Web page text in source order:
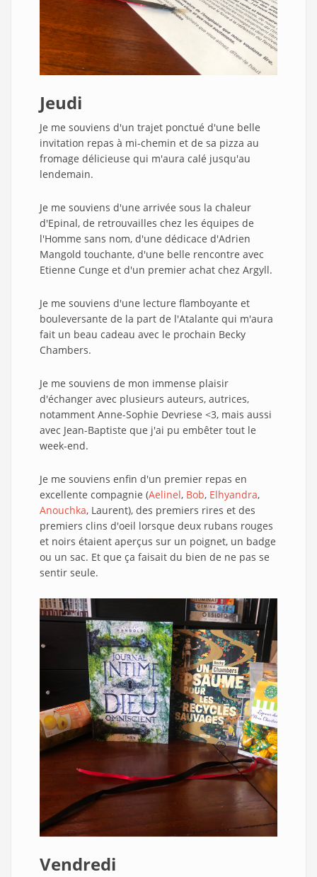
Jeudi
Je me souviens d'un trajet ponctué d'une belle
invitation repas à mi-chemin et de sa pizza au
fromage délicieuse qui m'aura calé jusqu'au
lendemain.
Je me souviens d'une arrivée sous la chaleur
d'Epinal, de retrouvailles chez les équipes de
l'Homme sans nom, d'une dédicace d'Adrien
Mangold touchante, d'une belle rencontre avec
Etienne Cunge et d'un premier achat chez Argyll.
Je me souviens d'une lecture flamboyante et
bouleversante de la part de l'Atalante qui m'aura
fait un beau cadeau avec le prochain Becky
Chambers.
Je me souviens de mon immense plaisir
d'échanger avec plusieurs auteurs, autrices,
notamment Anne-Sophie Devriese <3, mais aussi
avec Jean-Baptiste que j'ai pu embêter tout le
week-end.
Je me souviens enfin d'un premier repas en
excellente compagnie (Aelinel, Bob, Elhyandra,
Anouchka, Laurent), des premiers rires et des
premiers clins d'oeil lorsque deux rubans rouges
et noirs étaient aperçus sur un poignet, un badge
ou un sac. Et que ça faisait du bien de ne pas se
sentir seule.
Vendredi